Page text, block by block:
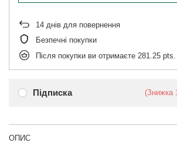
Підписка (Знижка
14 днів для повернення
Безпечні покупки
Після покупки ви отримаєте 281.25 pts.
ОПИС